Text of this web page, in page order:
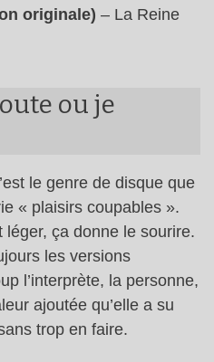
originale) – La Reine
ou je
le genre de disque que
« plaisirs coupables ».
léger, ça donne le sourire.
les versions
l’interprète, la personne,
ajoutée qu’elle a su
trop en faire.